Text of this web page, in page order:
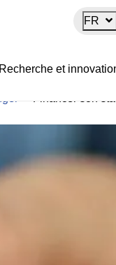
FR
Recherche et